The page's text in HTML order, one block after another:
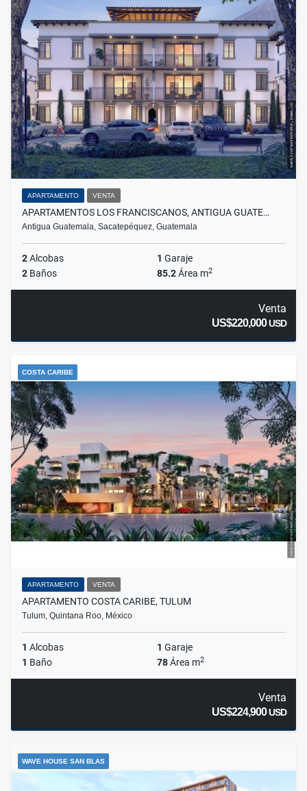
APARTAMENTO VENTA
APARTAMENTOS LOS FRANCISCANOS, ANTIGUA GUATE…
Antigua Guatemala, Sacatepéquez, Guatemala
2Alcobas 1 Garaje
2 Baños 85.2Área m2
Venta
US$220,000USD
COSTA CARIBE
APARTAMENTO VENTA
APARTAMENTO COSTA CARIBE, TULUM
Tulum, Quintana Roo, México
1 Alcobas 1 Garaje
1 Baño 78Área m2
Venta
US$224,900USD
WAVE HOUSE SAN BLAS